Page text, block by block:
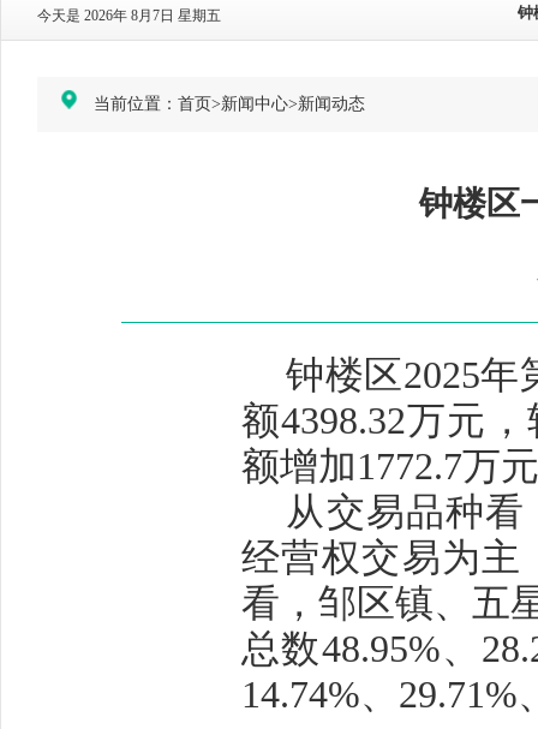
今天是 2026年 8月7日 星期五
当前位置： 首页>新闻中心>新闻动态
钟楼区
钟楼区2025年
额4398.32万元
额增加1772.7万
从交易品种
经营权交易为主
看，邹区镇、五
总数48.95%、
14.74%、29.71%